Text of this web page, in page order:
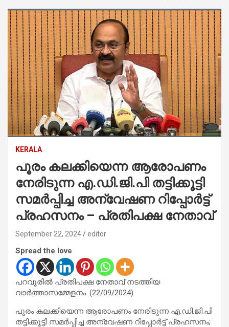
KERALA
പൂരം കലക്കിയെന്ന ആരോപണം
നേരിടുന്ന എ.ഡി.ജി.പി തട്ടിക്കൂട്ടി
സമര്‍പ്പിച്ച അന്വേഷണ റിപ്പോര്‍ട്ട്
പ്രഹസനം – പ്രതിപക്ഷ നേതാവ്
September 22, 2024 editor
Spread the love
പറവൂരില്‍ പ്രതിപക്ഷ നേതാവ് നടത്തിയ
വാര്‍ത്താസമ്മേളനം. (22/09/2024)
പൂരം കലക്കിയെന്ന ആരോപണം നേരിടുന്ന എ.ഡി.ജി.പി
തട്ടിക്കൂട്ടി സമര്‍പ്പിച്ച അന്വേഷണ റിപ്പോര്‍ട്ട് പ്രഹസനം;